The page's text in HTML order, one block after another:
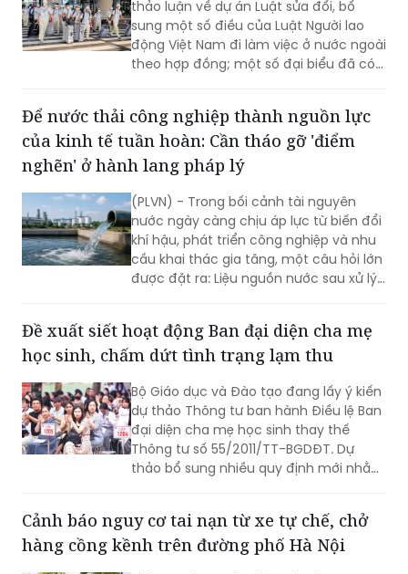
thảo luận về dự án Luật sửa đổi, bổ
sung một số điều của Luật Người lao
động Việt Nam đi làm việc ở nước ngoài
theo hợp đồng; một số đại biểu đã có ý
khẩu lao động (XKLĐ).
Để nước thải công nghiệp thành nguồn lực
của kinh tế tuần hoàn: Cần tháo gỡ 'điểm
nghẽn' ở hành lang pháp lý
(PLVN) - Trong bối cảnh tài nguyên
nước ngày càng chịu áp lực từ biến đổi
khí hậu, phát triển công nghiệp và nhu
cầu khai thác gia tăng, một câu hỏi lớn
được đặt ra: Liệu nguồn nước sau xử lý
công nghệ, điều cần thiết hơn hết là
một hành lang pháp lý đủ rõ ràng và
chế được quản lý, lưu thông và sử dụng
an toàn trong nền kinh tế tuần hoàn.
Đề xuất siết hoạt động Ban đại diện cha mẹ
học sinh, chấm dứt tình trạng lạm thu
Bộ Giáo dục và Đào tạo đang lấy ý kiến
dự thảo Thông tư ban hành Điều lệ Ban
đại diện cha mẹ học sinh thay thế
Thông tư số 55/2011/TT-BGDĐT. Dự
thảo bổ sung nhiều quy định mới nhằm
động của Ban đại diện, ngăn chặn tình
trạng lạm thu, ép buộc đóng góp và
Cảnh báo nguy cơ tai nạn từ xe tự chế, chở
hàng cồng kềnh trên đường phố Hà Nội